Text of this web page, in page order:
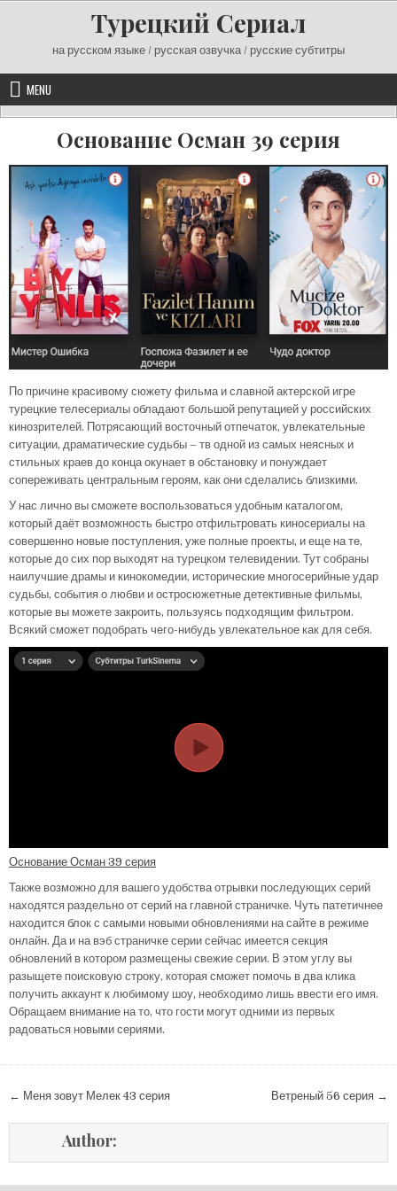
Турецкий Сериал
на русском языке / русская озвучка / русские субтитры
MENU
Основание Осман 39 серия
По причине красивому сюжету фильма и славной актерской игре
турецкие телесериалы обладают большой репутацией у российских
кинозрителей. Потрясающий восточный отпечаток, увлекательные
ситуации, драматические судьбы – тв одной из самых неясных и
стильных краев до конца окунает в обстановку и понуждает
сопереживать центральным героям, как они сделались близкими.
У нас лично вы сможете воспользоваться удобным каталогом,
который даёт возможность быстро отфильтровать киносериалы на
совершенно новые поступления, уже полные проекты, и еще на те,
которые до сих пор выходят на турецком телевидении. Тут собраны
наилучшие драмы и кинокомедии, исторические многосерийные удар
судьбы, события о любви и остросюжетные детективные фильмы,
которые вы можете закроить, пользуясь подходящим фильтром.
Всякий сможет подобрать чего-нибудь увлекательное как для себя.
Основание Осман 39 серия
Также возможно для вашего удобства отрывки последующих серий
находятся раздельно от серий на главной страничке. Чуть патетичнее
находится блок с самыми новыми обновлениями на сайте в режиме
онлайн. Да и на вэб страничке серии сейчас имеется секция
обновлений в котором размещены свежие серии. В этом углу вы
разыщете поисковую строку, которая сможет помочь в два клика
получить аккаунт к любимому шоу, необходимо лишь ввести его имя.
Обращаем внимание на то, что гости могут одними из первых
радоваться новыми сериями.
Навигация
по
записям
← Меня зовут Мелек 43 серия Ветреный 56 серия →
Author: